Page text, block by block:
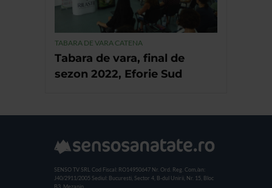
TABARA DE VARA CATENA
Tabara de vara, final de
sezon 2022, Eforie Sud
SENSO TV SRL Cod Fiscal: RO14950647 Nr. Ord. Reg. Com./an:
J40/2911/2005 Sediul: Bucuresti, Sector 4, B-dul Unirii, Nr. 15, Bloc
B3, Mezanin